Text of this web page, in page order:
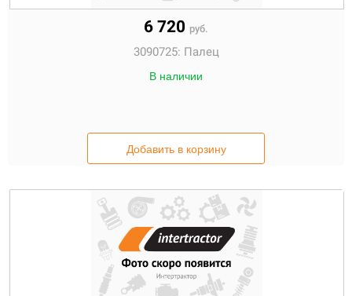
6 720 руб.
3090725: Палец
В наличии
Добавить в корзину